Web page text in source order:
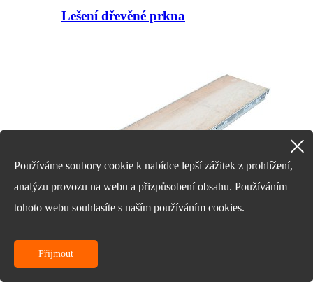
Lešení dřevěné prkna
Hliníková překližka
Používáme soubory cookie k nabídce lepší zážitek z prohlížení,
analýzu provozu na webu a přizpůsobení obsahu. Používáním
tohoto webu souhlasíte s naším používáním cookies.
Přijmout